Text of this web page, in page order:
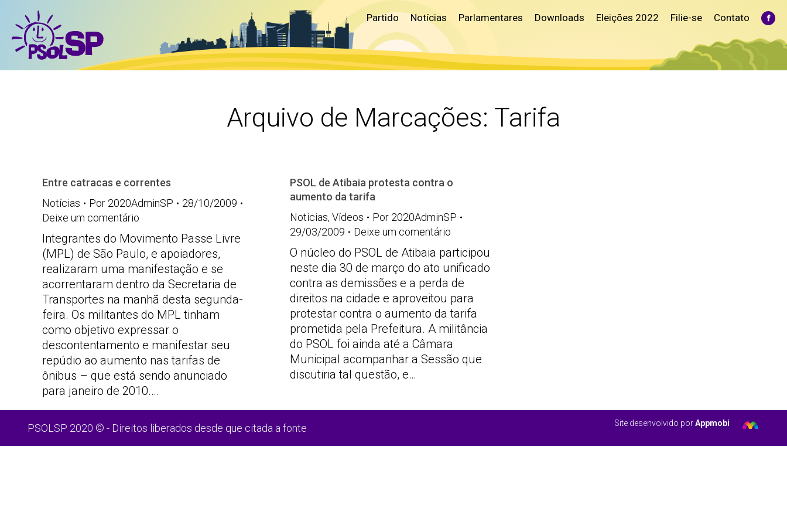
Partido Notícias Parlamentares Downloads Eleições 2022 Filie-se Contato
Arquivo de Marcações: Tarifa
Entre catracas e correntes
Notícias
Por 2020AdminSP
28/10/2009
Deixe um comentário
Integrantes do Movimento Passe Livre
(MPL) de São Paulo, e apoiadores,
realizaram uma manifestação e se
acorrentaram dentro da Secretaria de
Transportes na manhã desta segunda-
feira. Os militantes do MPL tinham
como objetivo expressar o
descontentamento e manifestar seu
repúdio ao aumento nas tarifas de
ônibus – que está sendo anunciado
para janeiro de 2010.…
PSOL de Atibaia protesta contra o
aumento da tarifa
Notícias, Vídeos Por 2020AdminSP
29/03/2009
Deixe um comentário
O núcleo do PSOL de Atibaia participou
neste dia 30 de março do ato unificado
contra as demissões e a perda de
direitos na cidade e aproveitou para
protestar contra o aumento da tarifa
prometida pela Prefeitura. A militância
do PSOL foi ainda até a Câmara
Municipal acompanhar a Sessão que
discutiria tal questão, e…
PSOLSP 2020 © - Direitos liberados desde que citada a fonte Site desenvolvido porAppmobi